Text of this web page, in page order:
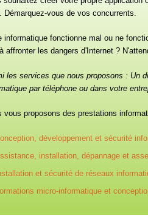
Démarquez-vous de vos concurrents.
informatique fonctionne mal ou ne
affronter les dangers d'Internet ?
les services que nous proposons : Un
par téléphone ou dans votre
vous proposons des prestations
développement et sécurité
installation, dépannage et
et sécurité de réseaux
micro-informatique et